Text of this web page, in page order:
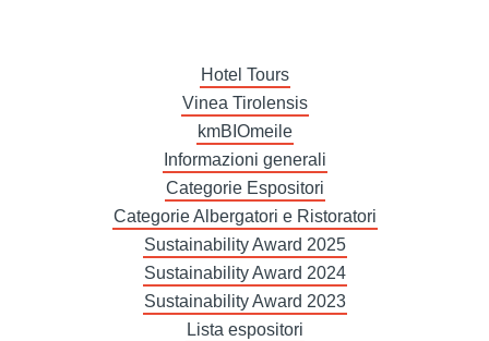
Hotel Tours
Vinea Tirolensis
kmBIOmeile
Informazioni generali
Categorie Espositori
Categorie Albergatori e Ristoratori
Sustainability Award 2025
Sustainability Award 2024
Sustainability Award 2023
Lista espositori